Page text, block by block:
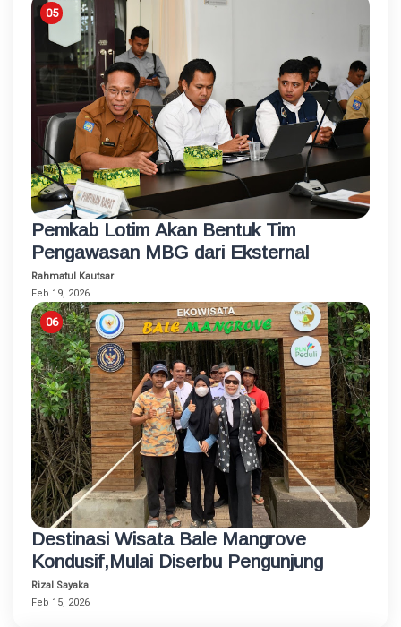
Pemkab Lotim Akan Bentuk Tim
Pengawasan MBG dari Eksternal
Rahmatul Kautsar
Feb 19, 2026
Destinasi Wisata Bale Mangrove
Kondusif,Mulai Diserbu Pengunjung
Rizal Sayaka
Feb 15, 2026